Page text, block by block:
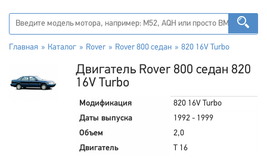
Главная Каталог Rover Rover 800 седан 820 16V Turbo
Двигатель Rover 800 седан 820
16V Turbo
Модификация
820 16V Turbo
Даты выпуска
1992 - 1999
Объем
2,0
Двигатель
T 16